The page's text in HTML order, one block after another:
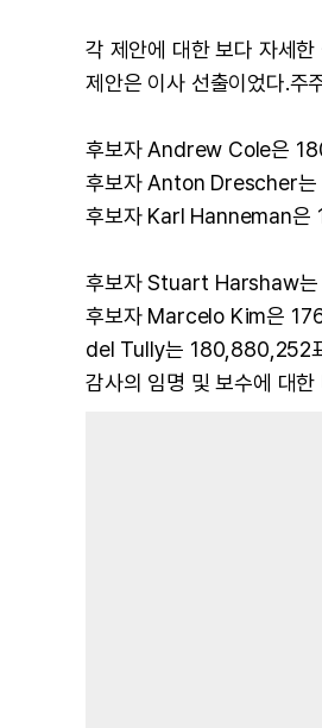
각 제안에 대한 보다 자세
제안은 이사 선출이었다.주
후보자 Andrew Cole은
후보자 Anton Drescher
후보자 Karl Hanneman은
후보자 Stuart Harshaw는
후보자 Marcelo Kim은
del Tully는 180,880,252
감사의 임명 및 보수에 대한